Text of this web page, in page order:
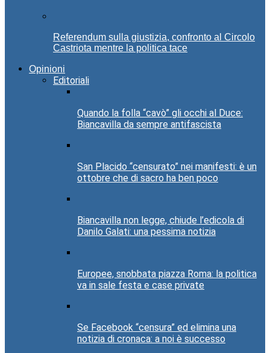
Referendum sulla giustizia, confronto al Circolo
Castriota mentre la politica tace
Opinioni
Editoriali
Quando la folla “cavò” gli occhi al Duce:
Biancavilla da sempre antifascista
San Placido “censurato” nei manifesti: è un
ottobre che di sacro ha ben poco
Biancavilla non legge, chiude l’edicola di
Danilo Galati: una pessima notizia
Europee, snobbata piazza Roma: la politica
va in sale festa e case private
Se Facebook “censura” ed elimina una
notizia di cronaca: a noi è successo